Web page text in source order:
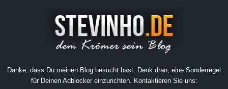
Danke, dass Du meinen Blog besucht hast. Denk dran, eine Sonderregel
für Deinen Adblocker einzurichten. Kontaktieren Sie uns: